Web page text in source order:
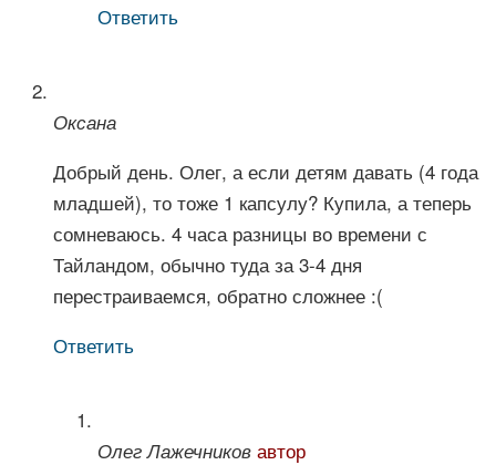
Ответить
Оксана
Добрый день. Олег, а если детям давать (4 года
младшей), то тоже 1 капсулу? Купила, а теперь
сомневаюсь. 4 часа разницы во времени с
Тайландом, обычно туда за 3-4 дня
перестраиваемся, обратно сложнее :(
Ответить
Олег Лажечников автор